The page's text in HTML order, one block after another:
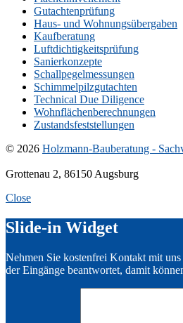
Gutachtenprüfung
Haus- und Wohnungsübergaben
Kaufberatung
Luftdichtigkeitsprüfung
Sanierkonzepte
Schallpegelmessungen
Schimmelpilzgutachten
Technical Due Diligence
Wohnflächenberechnungen
Zustandsfeststellungen
© 2026 Holzmann-Bauberatung -
Grottenau 2, 86150 Augsburg
Close
Slide-in Widget
Nehmen Sie kostenfrei Kontakt mit
der Eingänge beantwortet, damit